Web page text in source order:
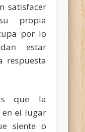
satisfacer
propia
por lo
estar
respuesta
que la
en el lugar
siente o